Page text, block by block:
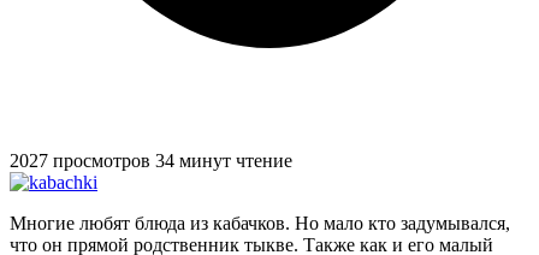
2027 просмотров 34 минут чтение
Многие любят блюда из кабачков. Но мало кто задумывался,
что он прямой родственник тыкве. Также как и его малый